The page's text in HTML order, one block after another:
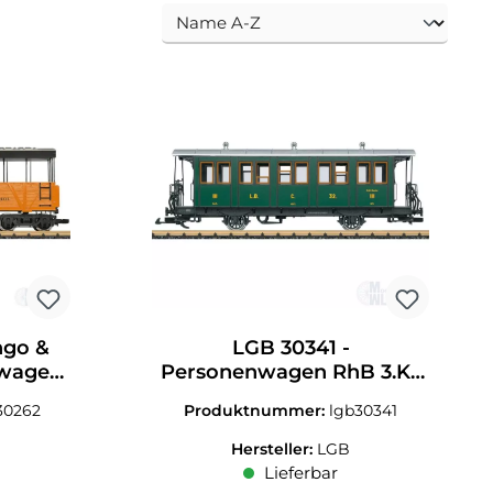
&
LGB 30341 -
Personenwagen RhB 3.Kl.
Produktnummer: lgb30341
Hersteller: LGB
Lieferbar